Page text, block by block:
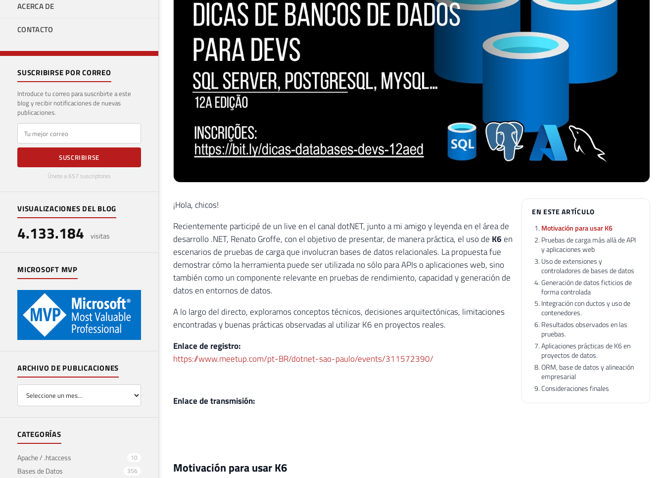
ACERCA DE
CONTACTO
SUSCRIBIRSE POR CORREO
Introduce tu correo para suscribirte a este
blog y recibir notificaciones de nuevas
publicaciones.
E-mail
SUSCRIBIRSE
Únete a 657 suscriptores
VISUALIZACIONES DEL BLOG
4.133.184 visitas
MICROSOFT MVP
ARCHIVO DE PUBLICACIONES
CATEGORÍAS
Apache / .htaccess 10
Bases de Datos 356
¡Hola, chicos!
Recientemente participé de un live en el canal dotNET, junto a mi amigo y leyenda en el área de
desarrollo .NET, Renato Groffe, con el objetivo de presentar, de manera práctica, el uso de K6 en
escenarios de pruebas de carga que involucran bases de datos relacionales. La propuesta fue
demostrar cómo la herramienta puede ser utilizada no sólo para APIs o aplicaciones web, sino
también como un componente relevante en pruebas de rendimiento, capacidad y generación de
datos en entornos de datos.
A lo largo del directo, exploramos conceptos técnicos, decisiones arquitectónicas, limitaciones
encontradas y buenas prácticas observadas al utilizar K6 en proyectos reales.
Enlace de registro:
https://www.meetup.com/pt-BR/dotnet-sao-paulo/events/311572390/
Enlace de transmisión:
Motivación para usar K6
EN ESTE ARTÍCULO
Motivación para usar K6
Pruebas de carga más allá de API
y aplicaciones web
Uso de extensiones y
controladores de bases de datos
Generación de datos ficticios de
forma controlada
Integración con ductos y uso de
contenedores.
Resultados observados en las
pruebas.
Aplicaciones prácticas de K6 en
proyectos de datos.
ORM, base de datos y alineación
empresarial
Consideraciones finales